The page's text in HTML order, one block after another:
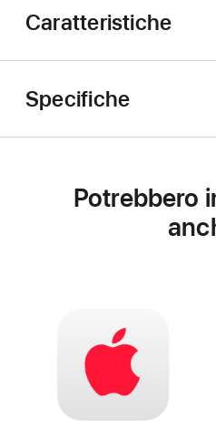
Caratteristiche
Specifiche
Potrebbero